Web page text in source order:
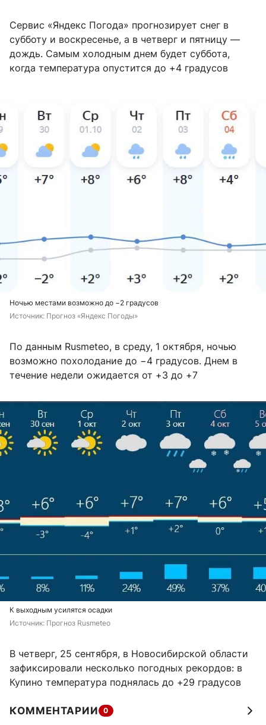
Сервис «Яндекс Погода» прогнозирует снег в
субботу и воскресенье, а в четверг и пятницу —
дождь. Самым холодным днем будет суббота,
когда температура опустится до +4 градусов
Ночью местами возможно до −2 градусов
Источник: Прогноз «Яндекс Погоды»
По данным Rusmeteo, в среду, 1 октября, ночью
возможно похолодание до −4 градусов. Днем в
течение недели ожидается от +3 до +7
К выходным усилятся осадки
Источник: Прогноз Rusmeteo
В четверг, 25 сентября, в Новосибирской области
зафиксировали несколько погодных рекордов: в
Купино температура поднялась до +29 градусов
КОММЕНТАРИИ 0